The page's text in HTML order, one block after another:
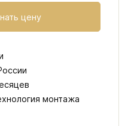
цену
монтажа